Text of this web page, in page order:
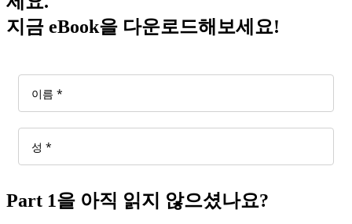
지금 eBook을 다운로드해보세요!
Part 1을 아직 읽지 않으셨나요?